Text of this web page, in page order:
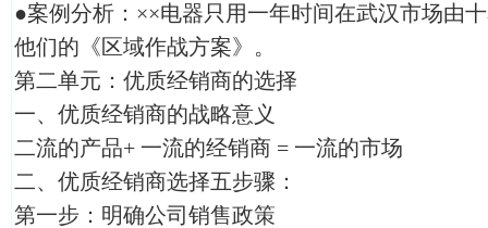
●案例分析：××电器只用一年时间在武汉市场由
他们的《区域作战方案》。
第二单元：优质经销商的选择
一、优质经销商的战略意义
二流的产品+ 一流的经销商 = 一流的市场
二、优质经销商选择五步骤：
第一步：明确公司销售政策